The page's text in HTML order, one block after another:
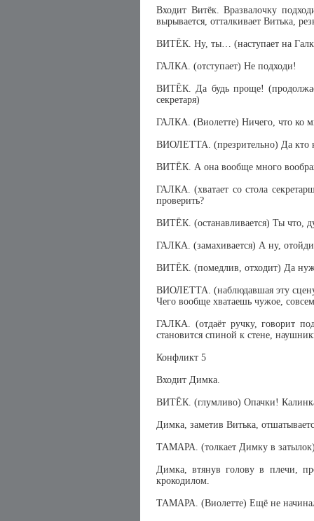
Входит Витёк. Вразвалочку
вырывается, отталкивает Витька,
ВИТЁК. Ну, ты… (наступает на
ГАЛКА. (отступает) Не подходи!
ВИТЁК. Да будь проще!
секретаря)
ГАЛКА. (Виолетте) Ничего, что ко
ВИОЛЕТТА. (презрительно) Да кто
ВИТЁК. А она вообще много
ГАЛКА. (хватает со стола
проверить?
ВИТЁК. (останавливается) Ты что,
ГАЛКА. (замахивается) А ну,
ВИТЁК. (помедлив, отходит) Да
ВИОЛЕТТА. (наблюдавшая эту
Чего вообще хватаешь чужое,
ГАЛКА. (отдаёт ручку, говорит
становится спиной к стене,
Конфликт 5
Входит Димка.
ВИТЁК. (глумливо) Опачки!
Димка, заметив Витька,
ТАМАРА. (толкает Димку в
Димка, втянув голову в плечи,
крокодилом.
ТАМАРА. (Виолетте) Ещё не